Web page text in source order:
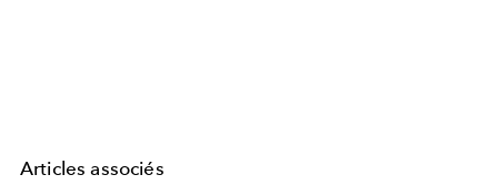
Articles associés